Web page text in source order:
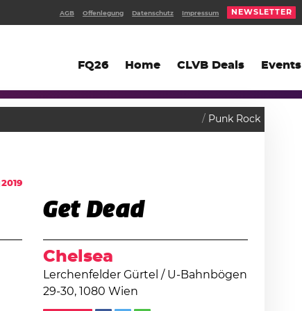
FQ26 Home CLVB Deals Events
NEWSLETTER
AGB Offenlegung Datenschutz Impressum
Punk Rock
2019
Get Dead
Chelsea
Lerchenfelder Gürtel / U-Bahnbögen
29-30, 1080 Wien